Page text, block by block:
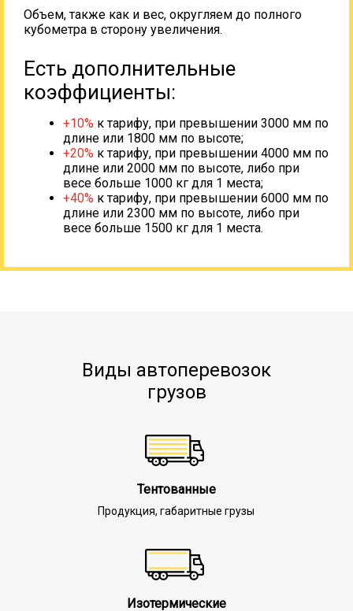
Объем, также как и вес, округляем до полного
кубометра в сторону увеличения.
Есть дополнительные
коэффициенты:
+10% к тарифу, при превышении 3000 мм по
длине или 1800 мм по высоте;
+20% к тарифу, при превышении 4000 мм по
длине или 2000 мм по высоте, либо при
весе больше 1000 кг для 1 места;
+40% к тарифу, при превышении 6000 мм по
длине или 2300 мм по высоте, либо при
весе больше 1500 кг для 1 места.
Виды автоперевозок
грузов
Тентованные
Продукция, габаритные грузы
Изотермические